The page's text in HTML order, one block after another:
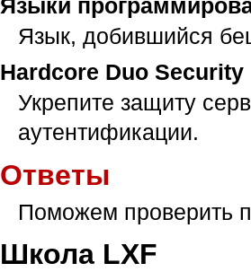
Языки
Язык, добившийся
Hardcore Duo Security
Укрепите защиту
аутентификации.
Ответы
Поможем проверить
Школа LXF